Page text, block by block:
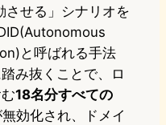
せる」シナリオを
と呼ばれる手法
み抜くことで、ロ
18名分すべての
無効化され、ドメイ